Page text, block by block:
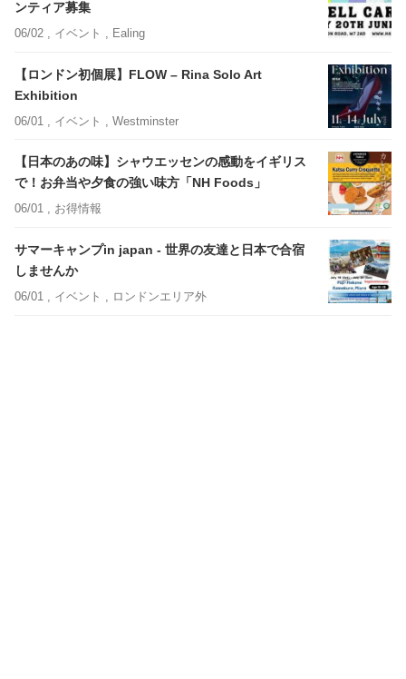
ンティア募集
06/02 , イベント , Ealing
【ロンドン初個展】FLOW – Rina Solo Art
Exhibition
06/01 , イベント , Westminster
【日本のあの味】シャウエッセンの感動をイギリス
で！お弁当や夕食の強い味方「NH Foods」
06/01 , お得情報
サマーキャンプin japan - 世界の友達と日本で合宿
しませんか
06/01 , イベント , ロンドンエリア外